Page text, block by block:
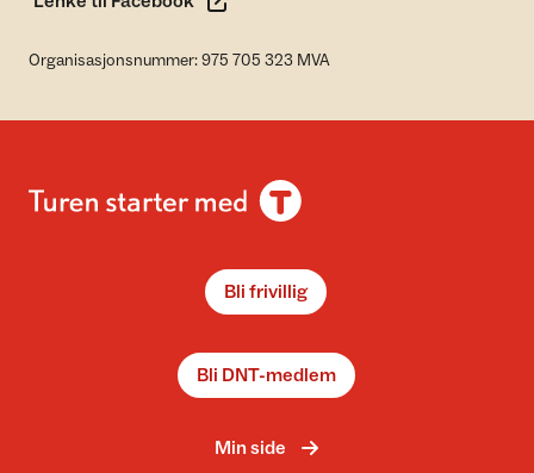
Organisasjonsnummer: 975 705 323 MVA
Bli frivillig
Bli DNT-medlem
Min side